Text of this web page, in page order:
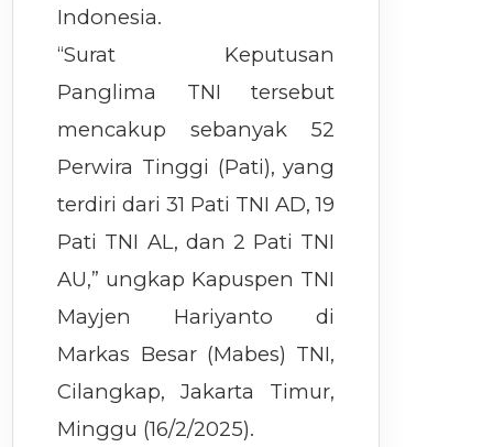
Indonesia.
“Surat Keputusan
Panglima TNI tersebut
mencakup sebanyak 52
Perwira Tinggi (Pati), yang
terdiri dari 31 Pati TNI AD, 19
Pati TNI AL, dan 2 Pati TNI
AU,” ungkap Kapuspen TNI
Mayjen Hariyanto di
Markas Besar (Mabes) TNI,
Cilangkap, Jakarta Timur,
Minggu (16/2/2025).